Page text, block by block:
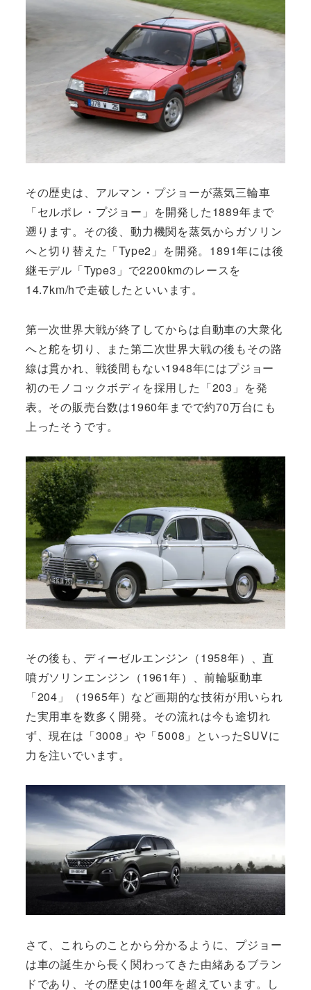
その歴史は、アルマン・プジョーが蒸気三輪車
「セルポレ・プジョー」を開発した1889年まで
遡ります。その後、動力機関を蒸気からガソリン
へと切り替えた「Type2」を開発。1891年には後
継モデル「Type3」で2200kmのレースを
14.7km/hで走破したといいます。
第一次世界大戦が終了してからは自動車の大衆化
へと舵を切り、また第二次世界大戦の後もその路
線は貫かれ、戦後間もない1948年にはプジョー
初のモノコックボディを採用した「203」を発
表。その販売台数は1960年までで約70万台にも
上ったそうです。
その後も、ディーゼルエンジン（1958年）、直
噴ガソリンエンジン（1961年）、前輪駆動車
「204」（1965年）など画期的な技術が用いられ
た実用車を数多く開発。その流れは今も途切れ
ず、現在は「3008」や「5008」といったSUVに
力を注いでいます。
さて、これらのことから分かるように、プジョー
は車の誕生から長く関わってきた由緒あるブラン
ドであり、その歴史は100年を超えています。し